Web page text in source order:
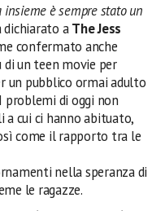
insieme è sempre stato un
dichiarato aThe Jess
confermato anche
un teen movie per
un pubblico ormai adulto
problemi di oggi non
a cui ci hanno abituato,
come il rapporto tra le
nella speranza di
le ragazze.